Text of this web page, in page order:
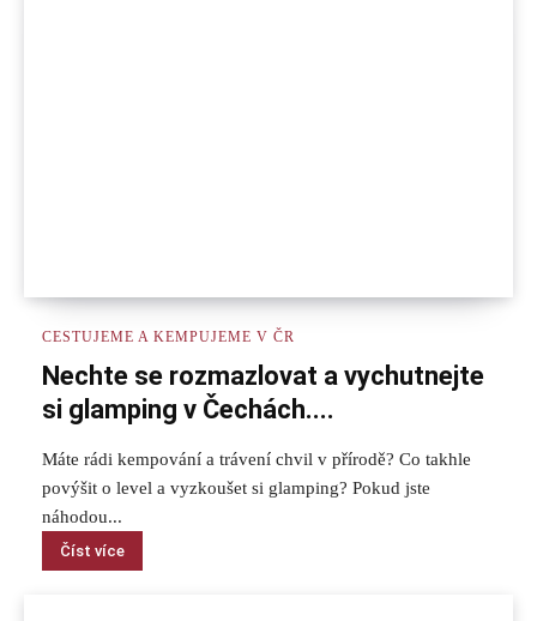
CESTUJEME A KEMPUJEME V ČR
Nechte se rozmazlovat a vychutnejte
si glamping v Čechách....
Máte rádi kempování a trávení chvil v přírodě? Co takhle
povýšit o level a vyzkoušet si glamping? Pokud jste
náhodou...
Číst více